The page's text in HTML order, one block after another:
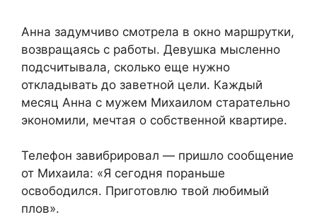
Анна задумчиво смотрела в окно маршрутки,
возвращаясь с работы. Девушка мысленно
подсчитывала, сколько еще нужно
откладывать до заветной цели. Каждый
месяц Анна с мужем Михаилом старательно
экономили, мечтая о собственной квартире.
Телефон завибрировал — пришло сообщение
от Михаила: «Я сегодня пораньше
освободился. Приготовлю твой любимый
плов».